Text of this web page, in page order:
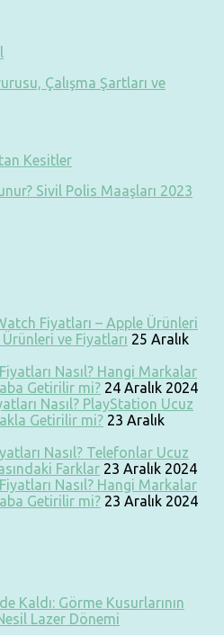
Çalışma Şartları ve
Kesitler
Sivil Polis Maaşları 2023
Fiyatları – Apple Ürünleri
Ürünleri ve Fiyatları 25 Aralık
Nasıl? Hangi Markalar
Getirilir mi? 24 Aralık 2024
Nasıl? PlayStation Ucuz
Getirilir mi? 23 Aralık
Nasıl? Telefonlar Ucuz
Farklar 23 Aralık 2024
Nasıl? Hangi Markalar
Getirilir mi? 23 Aralık 2024
Kaldı: Görme Kusurlarının
Lazer Dönemi